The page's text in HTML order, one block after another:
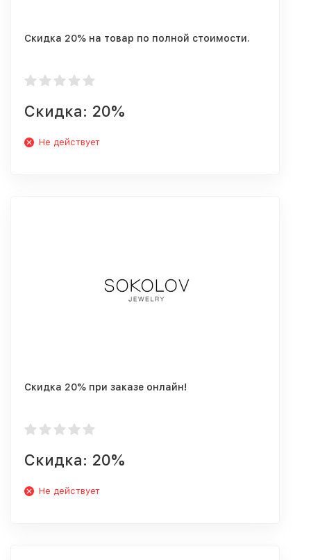
Скидка 20% на товар по полной стоимости.
Скидка: 20%
Не действует
Скидка 20% при заказе онлайн!
Скидка: 20%
Не действует